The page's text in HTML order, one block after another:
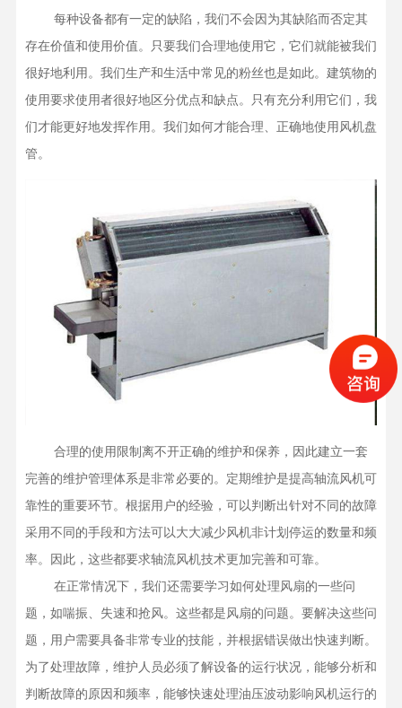
存在价值和使用价值。只要我们合理地使用它，它们就能被我们
很好地利用。我们生产和生活中常见的粉丝也是如此。建筑物的
使用要求使用者很好地区分优点和缺点。只有充分利用它们，我
们才能更好地发挥作用。我们如何才能合理、正确地使用风机盘
完善的维护管理体系是非常必要的。定期维护是提高轴流风机可
靠性的重要环节。根据用户的经验，可以判断出针对不同的故障
采用不同的手段和方法可以大大减少风机非计划停运的数量和频
率。因此，这些都要求轴流风机技术更加完善和可靠。
题，如喘振、失速和抢风。这些都是风扇的问题。要解决这些问
题，用户需要具备非常专业的技能，并根据错误做出快速判断。
为了处理故障，维护人员必须了解设备的运行状况，能够分析和
判断故障的原因和频率，能够快速处理油压波动影响风机运行的